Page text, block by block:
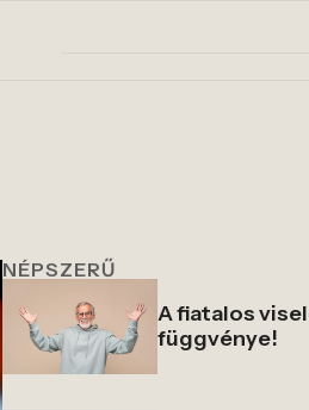
NÉPSZERŰ
A fiatalos
függvénye!